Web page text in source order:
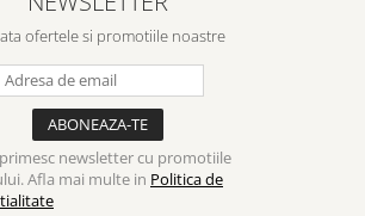
ofertele si promotiile noastre
newsletter cu promotiile
Afla mai multe in Politica de